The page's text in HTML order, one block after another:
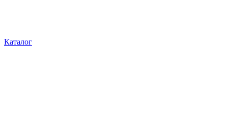
Каталог